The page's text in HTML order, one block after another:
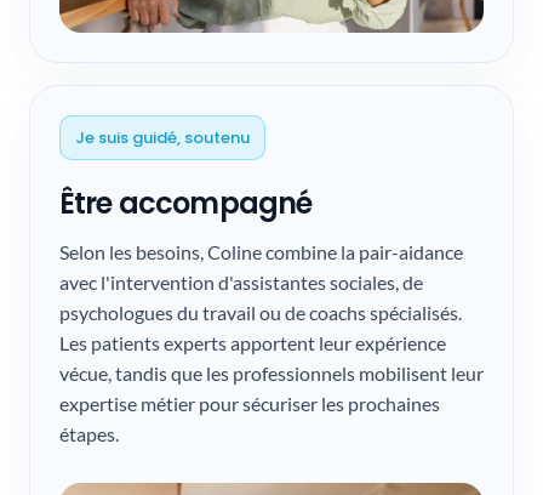
Je suis guidé, soutenu
Être accompagné
Selon les besoins, Coline combine la pair-aidance
avec l'intervention d'assistantes sociales, de
psychologues du travail ou de coachs spécialisés.
Les patients experts apportent leur expérience
vécue, tandis que les professionnels mobilisent leur
expertise métier pour sécuriser les prochaines
étapes.